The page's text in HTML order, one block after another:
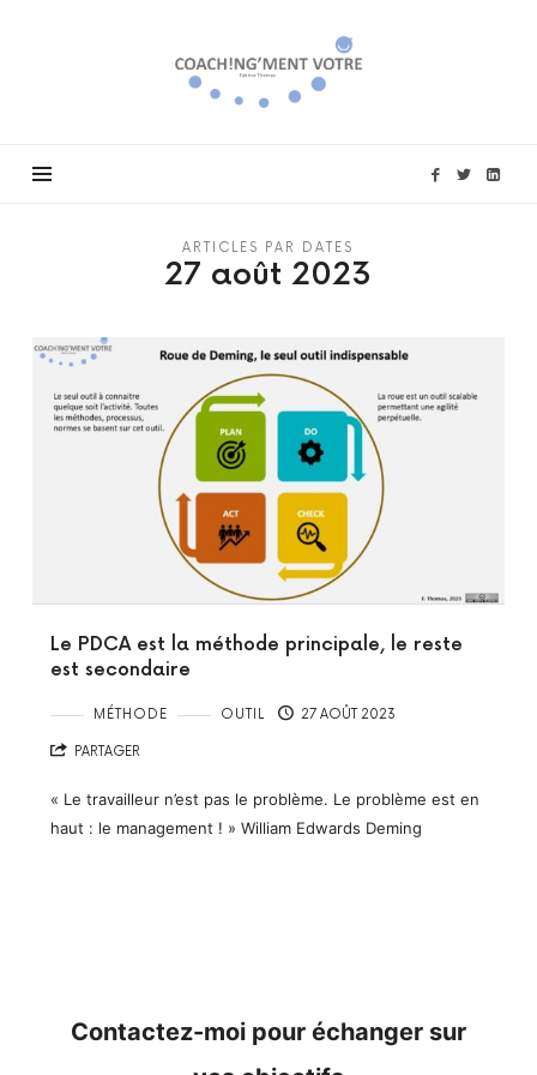
Coach!ng'ment
vôtre
ARTICLES PAR DATES
27 août 2023
Le PDCA est la méthode principale, le reste
est secondaire
MÉTHODE OUTIL 27 AOÛT 2023
PARTAGER
« Le travailleur n’est pas le problème. Le problème est en
haut : le management ! » William Edwards Deming
Contactez-moi pour échanger sur